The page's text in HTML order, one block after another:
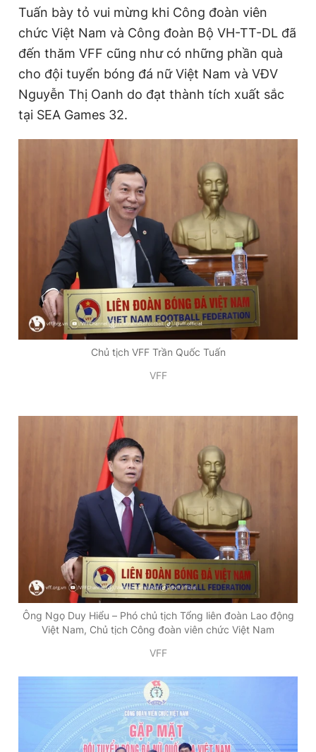
Theo dõi báo trên
Hotline
0906 645 777
Liên hệ quảng cáo
Quảng cáo
Tổng biên tập: Nguyễn Ngọc Toàn
Phó tổng biên tập thường trực: Hải Thành
Phó tổng biên tập: Lâm Hiếu Dũng
Phó tổng biên tập: Trần Việt Hưng
Tổng thư ký tòa soạn: Đức Trung
Giấy phép xuất bản số 110/GP - BTTTT cấp ngày 24.3.2020
© 2003-2026 Bản quyền thuộc về Báo Thanh Niên. Cấm sao
chép dưới mọi hình thức nếu không có sự chấp thuận bằng văn
bản. Phát triển bởi ePi Technologies, JSC.
Tuấn bày tỏ vui mừng khi Công đoàn viên
chức Việt Nam và Công đoàn Bộ VH-TT-DL đã
đến thăm VFF cũng như có những phần quà
cho đội tuyển bóng đá nữ Việt Nam và VĐV
Nguyễn Thị Oanh do đạt thành tích xuất sắc
tại SEA Games 32.
Chủ tịch VFF Trần Quốc Tuấn
VFF
Ông Ngọ Duy Hiểu – Phó chủ tịch Tổng liên đoàn Lao động
Việt Nam, Chủ tịch Công đoàn viên chức Việt Nam
VFF